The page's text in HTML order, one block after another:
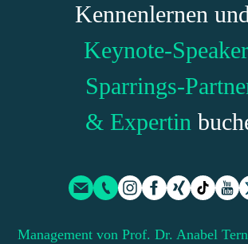
Kennenlernen
Keynote-
Sparrings-
& Expertin
Management von Prof. Dr. Anabel